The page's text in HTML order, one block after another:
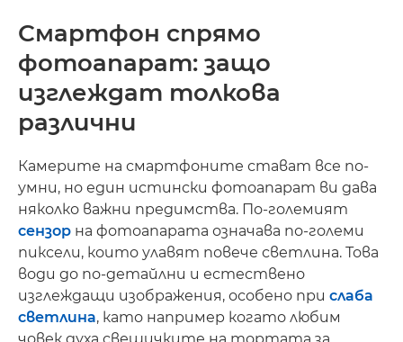
Смартфон спрямо
фотоапарат: защо
изглеждат толкова
различни
Камерите на смартфоните стават все по-
умни, но един истински фотоапарат ви дава
няколко важни предимства. По-големият
сензор на фотоапарата означава по-големи
пиксели, които улавят повече светлина. Това
води до по-детайлни и естествено
изглеждащи изображения, особено при слаба
светлина, като например когато любим
човек духа свещичките на тортата за